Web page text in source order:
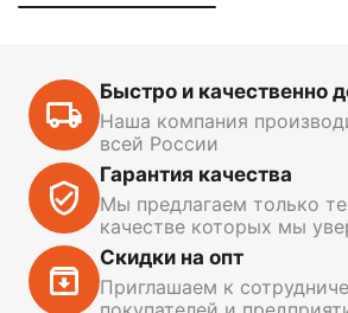
Быстро и качественно
Наша компания
всей России
Гарантия качества
Мы предлагаем только
качестве которых мы
Скидки на опт
Приглашаем к